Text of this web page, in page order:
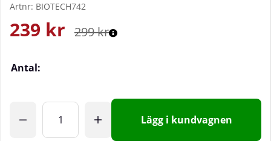
Artnr: BIOTECH742
299kr
239 kr
Antal:
Lägg i kundvagnen